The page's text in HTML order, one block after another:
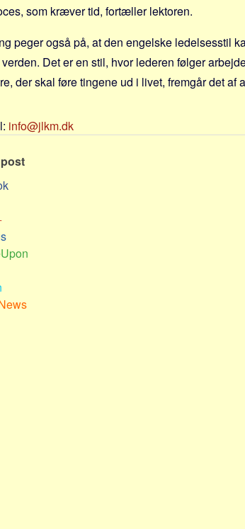
som kræver tid, fortæller lektoren.
peger også på, at den engelske ledelsesstil
Det er en stil, hvor lederen følger
der skal føre tingene ud i livet, fremgår det af
info@jlkm.dk